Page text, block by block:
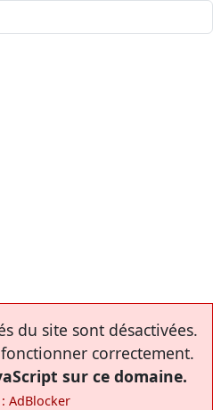
du site sont désactivées.
correctement.
sur ce domaine.
AdBlocker